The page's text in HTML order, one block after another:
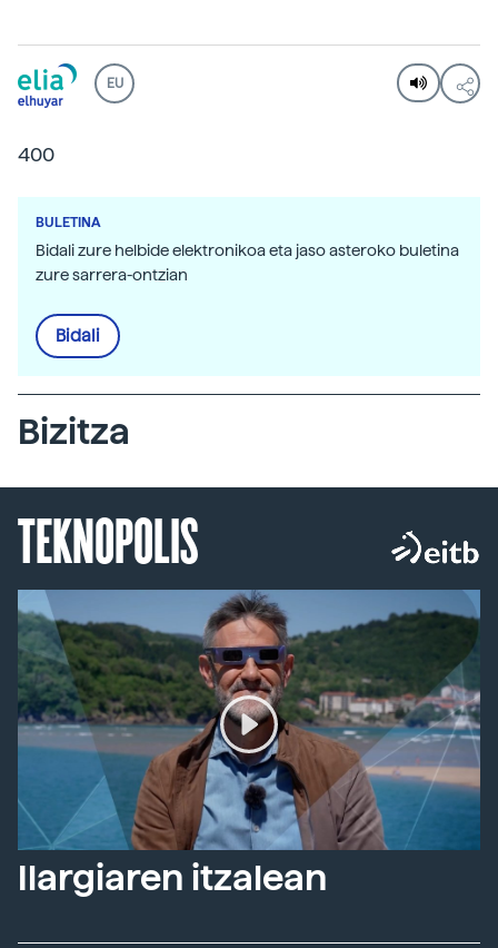
EU
400
BULETINA
Bidali zure helbide elektronikoa eta jaso asteroko buletina
zure sarrera-ontzian
Bidali
Bizitza
TEKNOPOLIS
Ilargiaren itzalean